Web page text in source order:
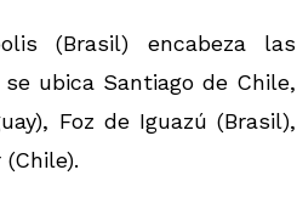
(Brasil) encabeza las
ubica Santiago de Chile,
Foz de Iguazú (Brasil),